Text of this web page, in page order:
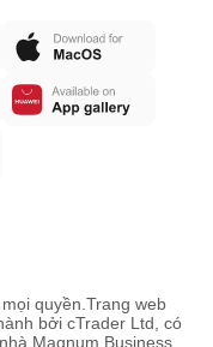
quyền. Trang web
bởi cTrader Ltd, có
Magnum Business